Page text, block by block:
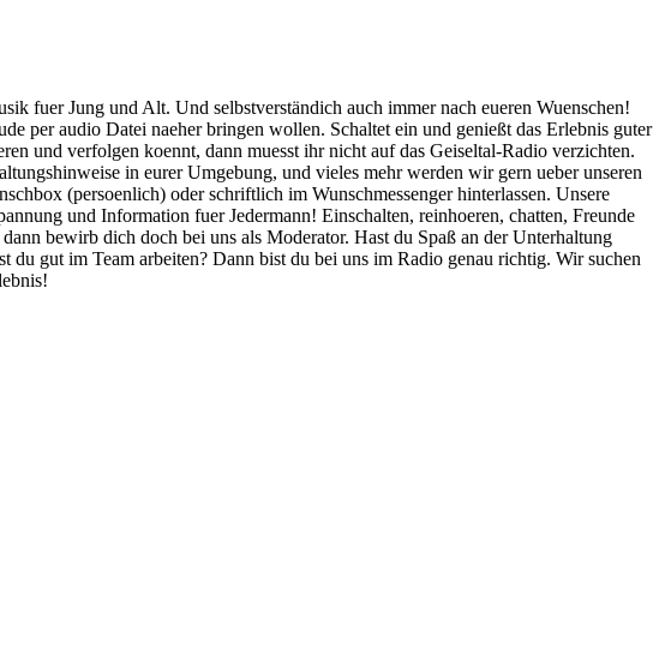
fuer Jung und Alt. Und selbstverständich auch immer nach eueren Wuenschen!
per audio Datei naeher bringen wollen. Schaltet ein und genießt das Erlebnis guter
und verfolgen koennt, dann muesst ihr nicht auf das Geiseltal-Radio verzichten.
in eurer Umgebung, und vieles mehr werden wir gern ueber unseren
(persoenlich) oder schriftlich im Wunschmessenger hinterlassen. Unsere
und Information fuer Jedermann! Einschalten, reinhoeren, chatten, Freunde
bewirb dich doch bei uns als Moderator. Hast du Spaß an der Unterhaltung
gut im Team arbeiten? Dann bist du bei uns im Radio genau richtig. Wir suchen